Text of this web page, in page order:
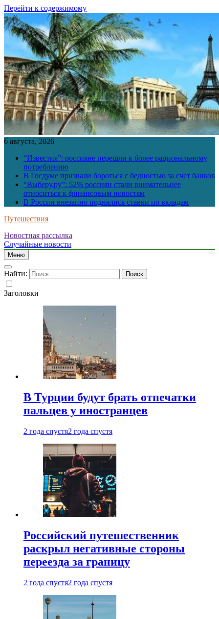
Перейти к содержимому
6 августа, 2026
“Известия”: россияне перешли к более рациональному
потреблению
В Госдуме призвали бороться с бедностью за счет банков
“Выберу.ру”: 52% россиян стали внимательнее
относиться к финансовым новостям
В России внезапно поднялись ставки по вкладам
Путешествия
Новостная рассылка
Случайные новости
Меню
Найти:
Заголовки
В Турции будут брать отпечатки
пальцев у иностранцев
2 года спустя2 года спустя
Российский путешественник
раскрыл негативные стороны
переезда за границу
2 года спустя2 года спустя